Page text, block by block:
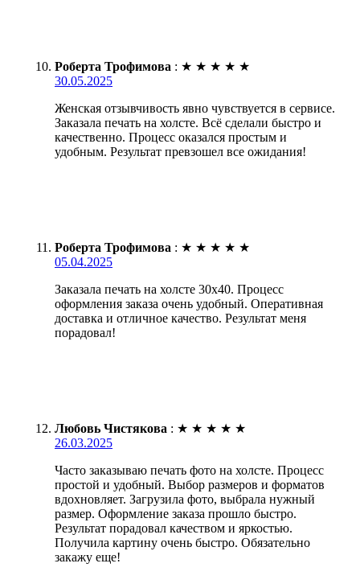
Роберта Трофимова : ★ ★ ★ ★ ★
30.05.2025
Женская отзывчивость явно чувствуется в сервисе.
Заказала печать на холсте. Всё сделали быстро и
качественно. Процесс оказался простым и
удобным. Результат превзошел все ожидания!
Роберта Трофимова : ★ ★ ★ ★ ★
05.04.2025
Заказала печать на холсте 30х40. Процесс
оформления заказа очень удобный. Оперативная
доставка и отличное качество. Результат меня
порадовал!
Любовь Чистякова : ★ ★ ★ ★ ★
26.03.2025
Часто заказываю печать фото на холсте. Процесс
простой и удобный. Выбор размеров и форматов
вдохновляет. Загрузила фото, выбрала нужный
размер. Оформление заказа прошло быстро.
Результат порадовал качеством и яркостью.
Получила картину очень быстро. Обязательно
закажу еще!